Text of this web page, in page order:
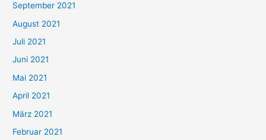
n
n
a
c
h
:
September 2021
August 2021
Juli 2021
Juni 2021
Mai 2021
April 2021
März 2021
Februar 2021